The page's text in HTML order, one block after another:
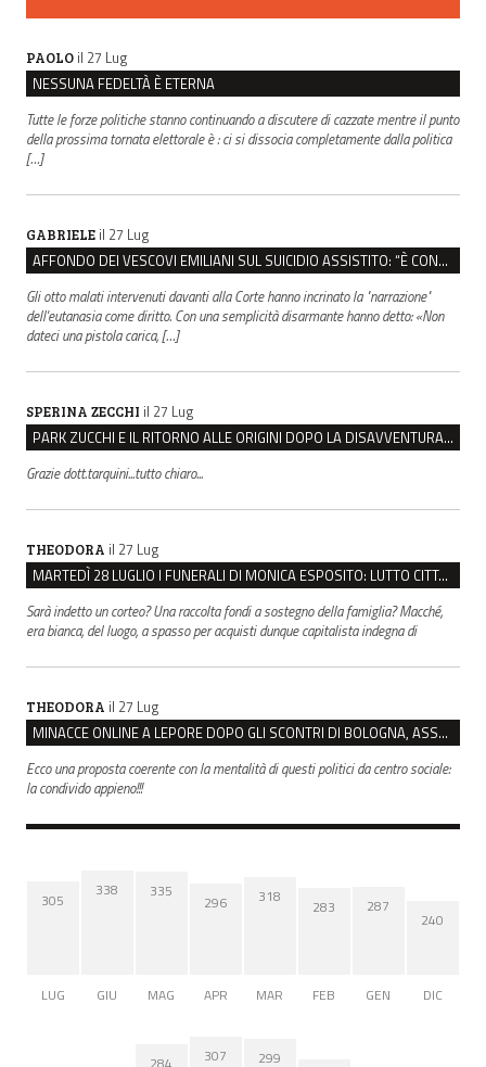
PAOLO il 27 Lug
NESSUNA FEDELTÀ È ETERNA
Tutte le forze politiche stanno continuando a discutere di cazzate mentre il punto
della prossima tornata elettorale è : ci si dissocia completamente dalla politica
[…]
GABRIELE il 27 Lug
AFFONDO DEI VESCOVI EMILIANI SUL SUICIDIO ASSISTITO: “È CONTRO IL VALORE DELLA PERSONA”
Gli otto malati intervenuti davanti alla Corte hanno incrinato la "narrazione"
dell'eutanasia come diritto. Con una semplicità disarmante hanno detto: «Non
dateci una pistola carica, […]
SPERINA ZECCHI il 27 Lug
PARK ZUCCHI E IL RITORNO ALLE ORIGINI DOPO LA DISAVVENTURA CON REGGIO EMILIA PARCHEGGI
Grazie dott.tarquini...tutto chiaro...
THEODORA il 27 Lug
MARTEDÌ 28 LUGLIO I FUNERALI DI MONICA ESPOSITO: LUTTO CITTADINO A MODENA E NONANTOLA
Sarà indetto un corteo? Una raccolta fondi a sostegno della famiglia? Macché,
era bianca, del luogo, a spasso per acquisti dunque capitalista indegna di
THEODORA il 27 Lug
MINACCE ONLINE A LEPORE DOPO GLI SCONTRI DI BOLOGNA, ASSEGNATA LA SCORTA AL SINDACO
Ecco una proposta coerente con la mentalità di questi politici da centro sociale:
la condivido appieno!!!
305
LUG
338
GIU
335
MAG
296
APR
318
MAR
283
FEB
287
GEN
240
DIC
284 307 299